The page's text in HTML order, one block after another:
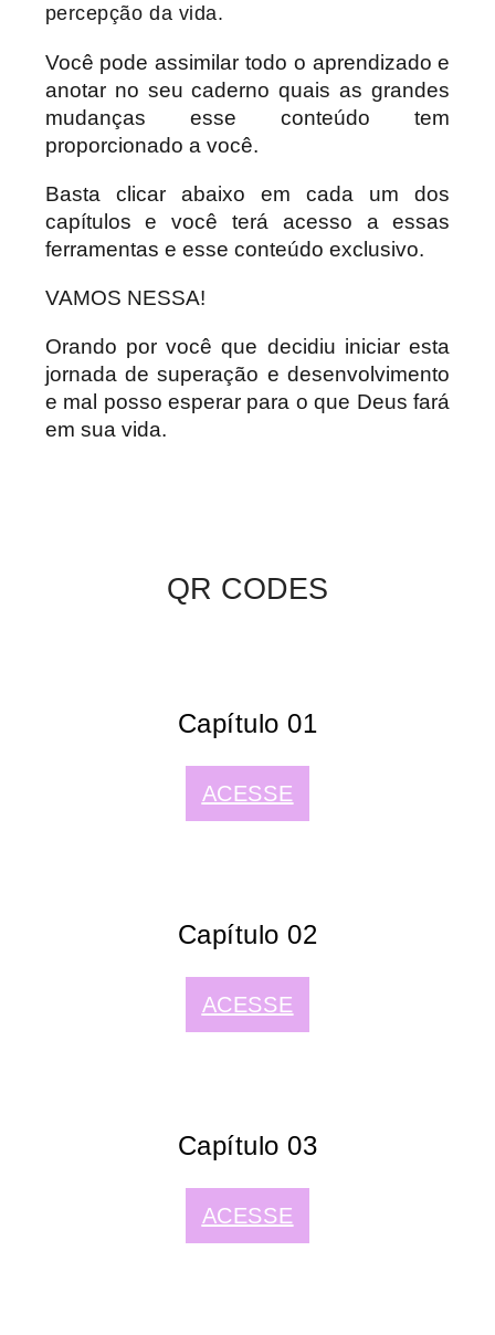
percepção da vida.
Você pode assimilar todo o aprendizado e
anotar no seu caderno quais as grandes
mudanças esse conteúdo tem
proporcionado a você.
Basta clicar abaixo em cada um dos
capítulos e você terá acesso a essas
ferramentas e esse conteúdo exclusivo.
VAMOS NESSA!
Orando por você que decidiu iniciar esta
jornada de superação e desenvolvimento
e mal posso esperar para o que Deus fará
em sua vida.
QR CODES
Capítulo 01
ACESSE
Capítulo 02
ACESSE
Capítulo 03
ACESSE